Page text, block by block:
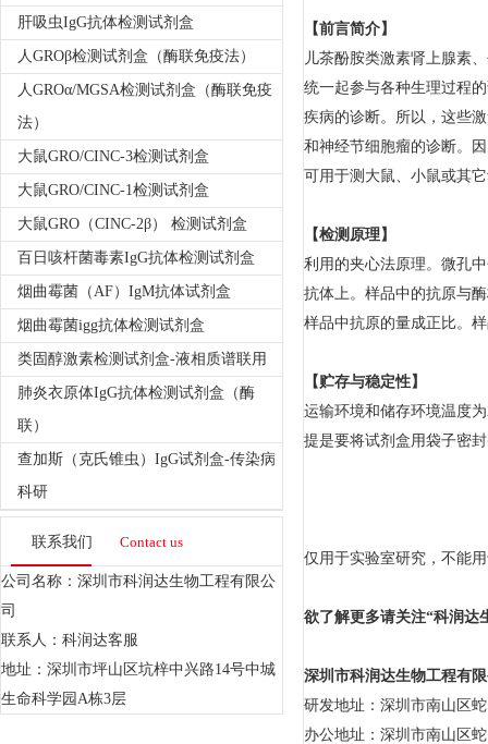
肝吸虫IgG抗体检测试剂盒
人GROβ检测试剂盒（酶联免疫法）
人GROα/MGSA检测试剂盒（酶联免疫
法）
大鼠GRO/CINC-3检测试剂盒
大鼠GRO/CINC-1检测试剂盒
大鼠GRO（CINC-2β） 检测试剂盒
百日咳杆菌毒素IgG抗体检测试剂盒
烟曲霉菌（AF）IgM抗体试剂盒
烟曲霉菌igg抗体检测试剂盒
类固醇激素检测试剂盒-液相质谱联用
肺炎衣原体IgG抗体检测试剂盒（酶
联）
查加斯（克氏锥虫）IgG试剂盒-传染病
科研
联系我们 Contact us
公司名称：深圳市科润达生物工程有限公
司
联系人：科润达客服
地址：深圳市坪山区坑梓中兴路14号中城
生命科学园A栋3层
【前言简介】
儿茶酚胺类激素肾上腺素
统一起参与各种生理过程
疾病的诊断。所以，这些
和神经节细胞瘤的诊断。
可用于测大鼠、小鼠或其
【检测原理】
利用的夹心法原理。微孔
抗体上。样品中的抗原与
样品中抗原的量成正比。
【贮存与稳定性】
运输环境和储存环境温度
提是要将试剂盒用袋子密
仅用于实验室研究，不能
欲了解更多请关注“科润达
深圳市科润达生物工程有
研发地址：深圳市南山区
办公地址：深圳市南山区